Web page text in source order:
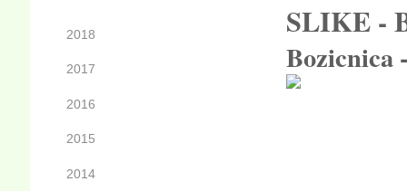
SLIKE -
Bozicnica
2018
2017
2016
2015
2014